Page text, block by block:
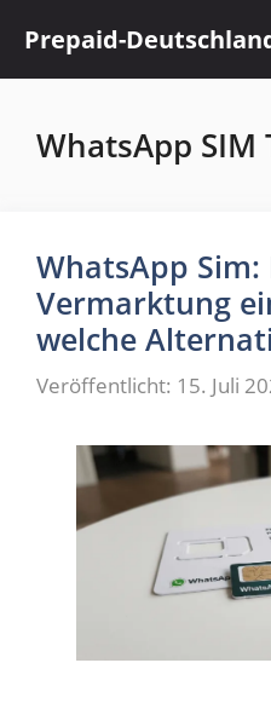
Inhalt
springen
Prepaid-
WhatsApp SIM
WhatsApp
Vermarktung
welche
Veröffentlicht: 15. Juli